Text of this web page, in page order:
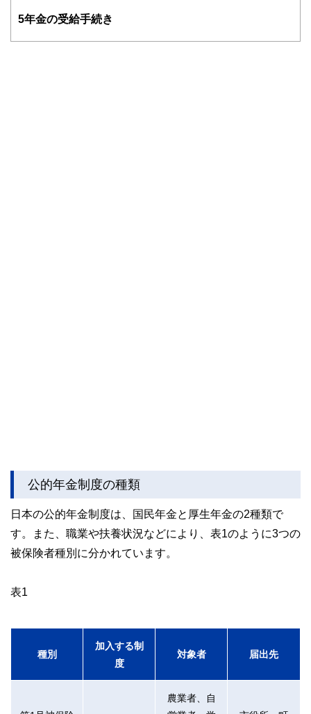
士、行政書士、投資アナリスト、キャリアコンサルタントな
かしく感じられる年金や税金、相続、保険、ローンなどの話
5年金の受給手続き
公的年金制度の種類
日本の公的年金制度は、国民年金と厚生年金の2種類で
す。また、職業や扶養状況などにより、表1のように3つの
被保険者種別に分かれています。
表1
種別
加入する制
度
対象者 届出先
農業者、自